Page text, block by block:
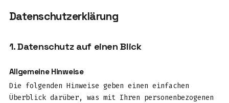
Datenschutzerklärung
1. Datenschutz auf einen Blick
Allgemeine Hinweise
Die folgenden Hinweise geben einen einfachen
Überblick darüber, was mit Ihren personenbezogenen